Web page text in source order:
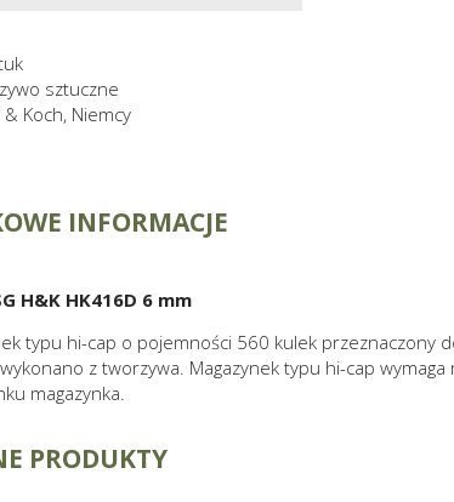
sztuczne
Koch, Niemcy
INFORMACJE
H&K HK416D 6 mm
typu hi-cap o pojemności 560 kulek przeznaczony
z tworzywa. Magazynek typu hi-cap
magazynka.
PRODUKTY